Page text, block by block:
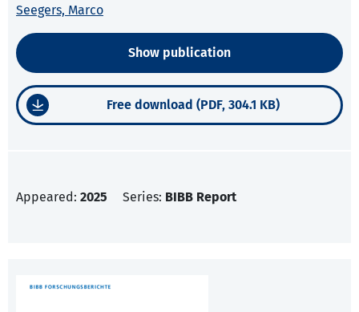
Seegers, Marco
Show publication
Free download (PDF, 304.1 KB)
Appeared: 2025 Series: BIBB Report